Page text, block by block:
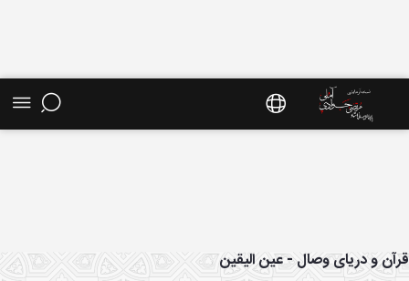
موضوعی - سایت استاد مرتضی جوادی آملی
و دریای وصال - عین الیقین